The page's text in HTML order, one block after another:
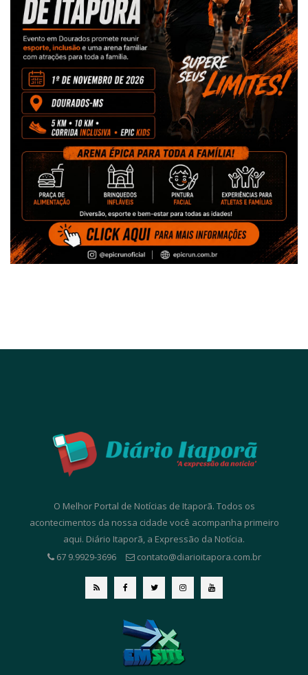
O Melhor Portal de Notícias de Itaporã. Todos os
acontecimentos da nossa cidade você acompanha primeiro
aqui. Diário Itaporã, a Expressão da Notícia.
67 9.9929-3696
contato@diarioitapora.com.br